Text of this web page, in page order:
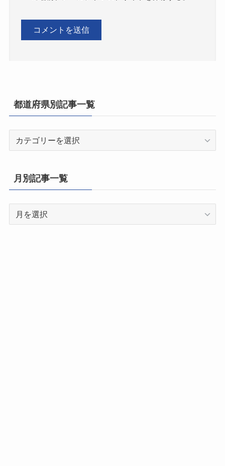
都道府県別記事一覧
県
別
一
月別記事一覧